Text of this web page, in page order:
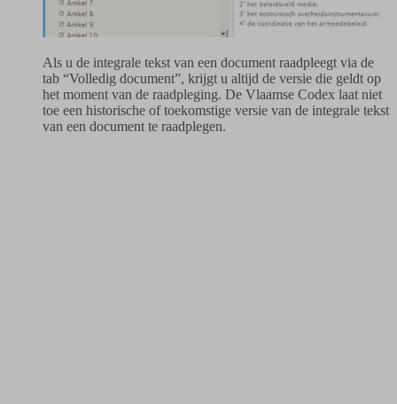
Als u de integrale tekst van een document raadpleegt via de
tab “Volledig document”, krijgt u altijd de versie die geldt op
het moment van de raadpleging. De Vlaamse Codex laat niet
toe een historische of toekomstige versie van de integrale tekst
van een document te raadplegen.